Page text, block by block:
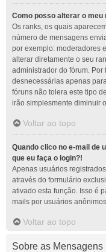
Como posso alterar o meu
Os ranks, os quais
número de mensagens
por exemplo: moderadores
alterar diretamente o seu
administrador do fórum.
desnecessárias apenas
fóruns não tolera este tipo
irão simplesmente diminuir
Voltar ao topo
Quando clico no e-mail de
que eu faça o login?!
Apenas usuários
através do formulário
ativado esta função. Isso é
mails por usuários
Voltar ao topo
Sobre as Mensagens